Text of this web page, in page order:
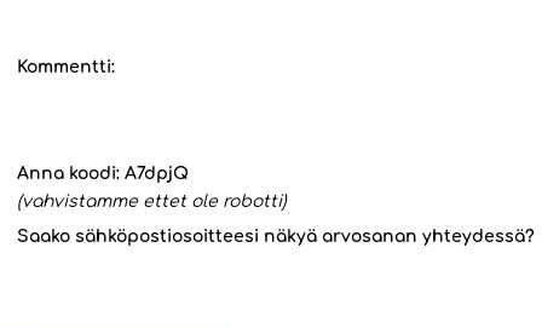
Kommentti:
Anna koodi: A7dpjQ
(vahvistamme ettet ole robotti)
Saako sähköpostiosoitteesi näkyä arvosanan yhteydessä?